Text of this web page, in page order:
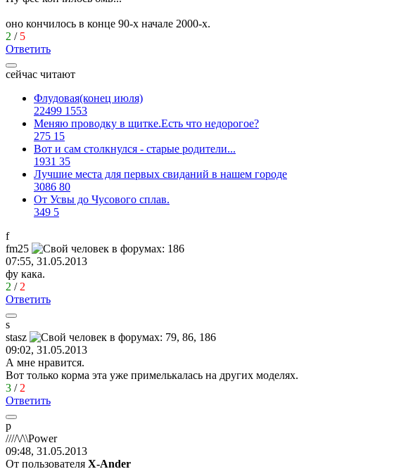
оно кончилось в конце 90-х начале 2000-х.
2 / 5
Ответить
сейчас читают
Флудовая(конец июля)
22499 1553
Меняю проводку в щитке.Есть что недорогое?
275 15
Вот и сам столкнулся - старые родители...
1931 35
Лучшие места для первых свиданий в нашем городе
3086 80
От Усвы до Чусового сплав.
349 5
f
fm25
07:55, 31.05.2013
фу кака.
2 / 2
Ответить
s
stasz
09:02, 31.05.2013
А мне нравится.
Вот только корма эта уже примелькалась на других моделях.
3 / 2
Ответить
p
////\/\\Power
09:48, 31.05.2013
От пользователя X-Ander